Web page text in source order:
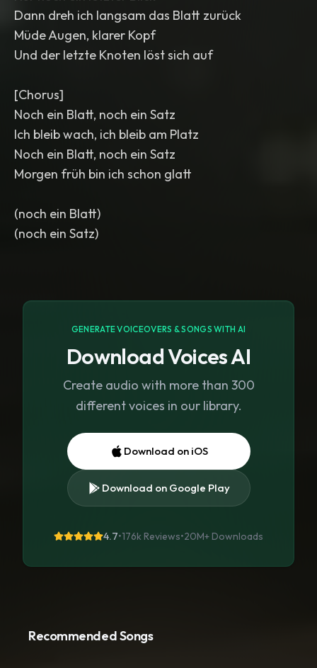
Dann dreh ich langsam das Blatt zurück
Müde Augen, klarer Kopf
Und der letzte Knoten löst sich auf
[Chorus]
Noch ein Blatt, noch ein Satz
Ich bleib wach, ich bleib am Platz
Noch ein Blatt, noch ein Satz
Morgen früh bin ich schon glatt
(noch ein Blatt)
(noch ein Satz)
GENERATE VOICEOVERS & SONGS WITH AI
Download Voices AI
Create audio with more than 300
different voices in our library.
Download on iOS
Download on Google Play
4.7•176k Reviews•20M+ Downloads
Recommended Songs